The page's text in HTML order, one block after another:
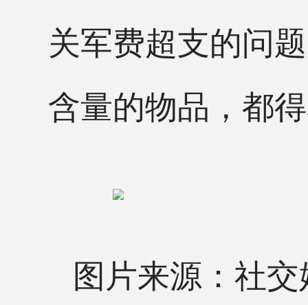
关军费超支的问
含量的物品，都
图片来源：社